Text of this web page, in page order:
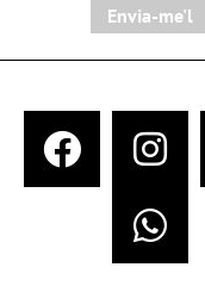
Envia-me'l